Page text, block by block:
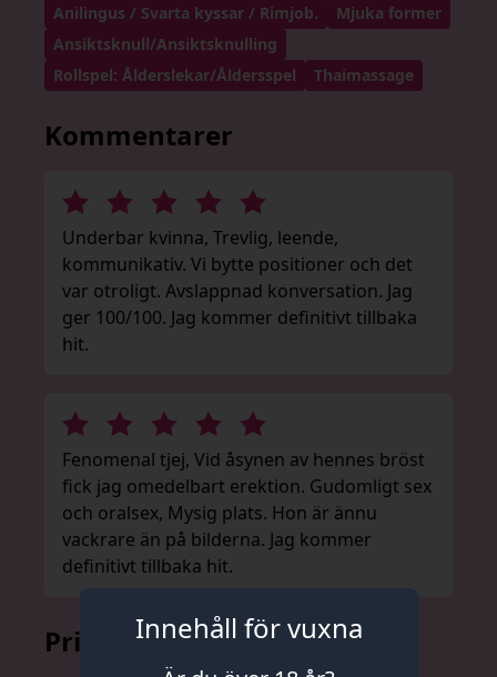
Anilingus / Svarta kyssar / Rimjob.
Mjuka former
Ansiktsknull/Ansiktsknulling
Rollspel: Ålderslekar/Åldersspel
Thaimassage
Kommentarer
Underbar kvinna, Trevlig, leende,
kommunikativ. Vi bytte positioner och det
var otroligt. Avslappnad konversation. Jag
ger 100/100. Jag kommer definitivt tillbaka
hit.
Fenomenal tjej, Vid åsynen av hennes bröst
fick jag omedelbart erektion. Gudomligt sex
och oralsex, Mysig plats. Hon är ännu
vackrare än på bilderna. Jag kommer
definitivt tillbaka hit.
PrislistaInnehåll för vuxna